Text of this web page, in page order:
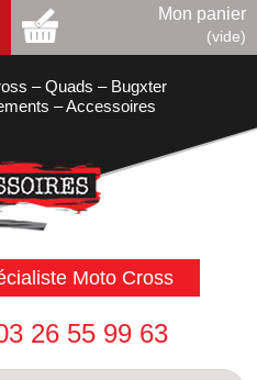
Mon panier
(vide)
– Quads – Bugxter
– Accessoires
Moto Cross
26 55 99 63